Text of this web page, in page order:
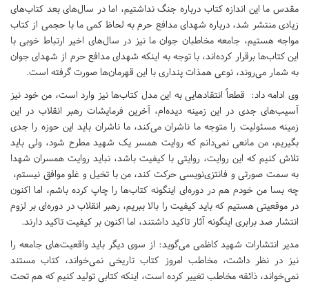
مقدس ما این اندازه کتاب درباره جنگ نداشتیم،‌ اما در سال‌های بعد کتاب‌های
زیادی منتشر شد‌، درباره شهدای مدافع حرم به لحاظ کمی ما با حجمی از کتاب
مواجه هستیم‌، جامعه مخاطبان جوان ما نیز در سال‌های اخیر ارتباط خوبی با
این کتاب‌ها برقرار کرده‌اند، با توجه به اینکه شهدای مدافع حرم از شهدای جوان
به شمار می‌روند،‌ نوعی همذات پنداری با این قهرمان‌ها صورت گرفته است.
وی ادامه داد: قطعاً انتقادهایی به این مدل کتاب‌ها نیز وارد است،‌ من خود نیز
آسیب‌های جدی در این زمینه دیده‌ام،‌ آخرین فرمایشات رهبر انقلاب در این
زمینه مسئولیت را متوجه ما ناشران می‌کند‌، ما ناشران باید این حوزه را جدی
بگیریم، من مانعی نمی‌دانم که روایت همسر یک شهید مطرح شود، ولی باید
تلاش کنیم که این روایت،‌ روایتی با کیفیت باشد،‌ نباید روایت همسران شهدا
به سمت صورتی و فانتزی‌نویسی حرکت کند،‌ من با تخیل و غلو موافق نیستم،
چه بسا من خودم هم در دوره‌ای اینگونه کتاب‌ها را چاپ کرده باشم،‌ اما اکنون
در موقعیتی هستیم که باید کیفیت را بالا ببریم،‌ رهبر انقلاب در دوره‌ای بر لزوم
انتشار صد برابری اینگونه آثار تاکید داشتند،‌ اما اکنون بر کیفیت تاکید دارند.
مدیر انتشارات شهید کاظمی می‌گوید: از سوی دیگر باید واقعیت‌های جامعه را
نیز در نظر داشت،‌ مخاطب امروز کتاب تاریخی نمی‌خواند،‌ کتاب مستند
نمی‌خواند‌، ذائقه مخاطب تغییر کرده است،‌ اینکه کتابی تولید کنیم که هم تحت